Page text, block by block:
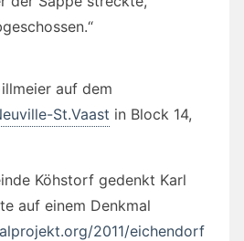
auf dem
St.Vaast in Block 14,
Köhstorf gedenkt Karl
auf einem Denkmal
2011/eichendorf